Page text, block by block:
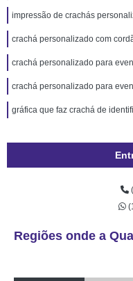
impressão de crachás
crachá personalizado com
crachá personalizado para
crachá personalizado para
gráfica que faz crachá de
Regiões onde a